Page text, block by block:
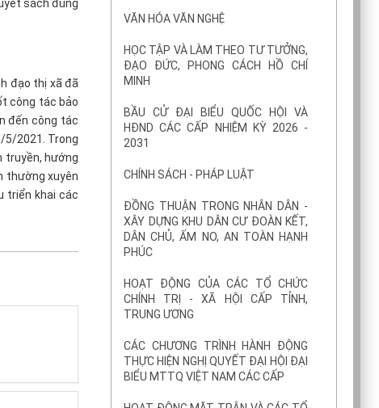
sách đúng
đạo thị xã đã
công tác bảo
đến công tác
2021. Trong
truyền, hướng
thường xuyên
triển khai các
VĂN HÓA VĂN NGHỆ
HỌC TẬP VÀ LÀM THEO TƯ TƯỞNG,
ĐẠO ĐỨC, PHONG CÁCH HỒ CHÍ
MINH
BẦU CỬ ĐẠI BIỂU QUỐC HỘI VÀ
HĐND CÁC CẤP NHIỆM KỲ 2026 -
2031
CHÍNH SÁCH - PHÁP LUẬT
ĐỒNG THUẬN TRONG NHÂN DÂN -
XÂY DỰNG KHU DÂN CƯ ĐOÀN KẾT,
DÂN CHỦ, ẤM NO, AN TOÀN HẠNH
PHÚC
HOẠT ĐỘNG CỦA CÁC TỔ CHỨC
CHÍNH TRỊ - XÃ HỘI CẤP TỈNH,
TRUNG ƯƠNG
CÁC CHƯƠNG TRÌNH HÀNH ĐỘNG
THỰC HIỆN NGHỊ QUYẾT ĐẠI HỘI ĐẠI
BIỂU MTTQ VIỆT NAM CÁC CẤP